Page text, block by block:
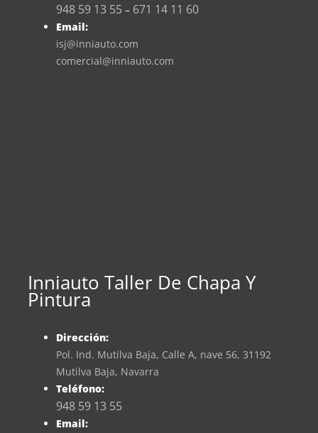
948 59 13 55 – 671 14 11 60
Email:
isj@inniauto.com
comercial@inniauto.com
Inniauto Taller De Chapa Y
Pintura
Dirección:
Pol. Ind. Mutilva Baja, Calle A, nave 56, 31192
Mutilva Baja, Navarra
Teléfono:
948 59 13 55
Email: